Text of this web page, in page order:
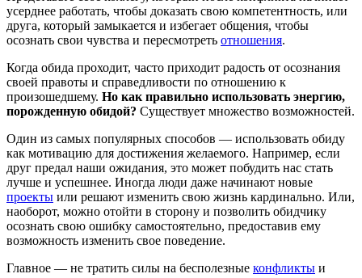
усерднее работать, чтобы доказать свою компетентность, или
друга, который замыкается и избегает общения, чтобы
осознать свои чувства и пересмотреть отношения.
Когда обида проходит, часто приходит радость от осознания
своей правоты и справедливости по отношению к
произошедшему. Но как правильно использовать энергию,
порожденную обидой? Существует множество возможностей.
Один из самых популярных способов — использовать обиду
как мотивацию для достижения желаемого. Например, если
друг предал наши ожидания, это может побудить нас стать
лучше и успешнее. Иногда люди даже начинают новые
проекты или решают изменить свою жизнь кардинально. Или,
наоборот, можно отойти в сторону и позволить обидчику
осознать свою ошибку самостоятельно, предоставив ему
возможность изменить свое поведение.
Главное — не тратить силы на бесполезные конфликты и